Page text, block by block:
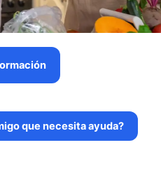
que necesita ayuda?